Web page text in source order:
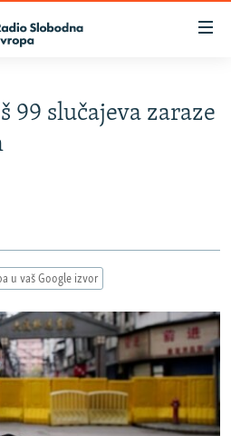
99 slučajeva zaraze
u vaš Google izvor